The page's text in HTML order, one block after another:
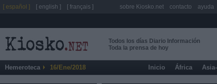
Todos los días Diario Información
Toda la prensa de hoy
Hemeroteca 16/Ene/2018 Inicio África
[ español ] [ english ] [ français ] sobre Kiosko.net contacto ayuda